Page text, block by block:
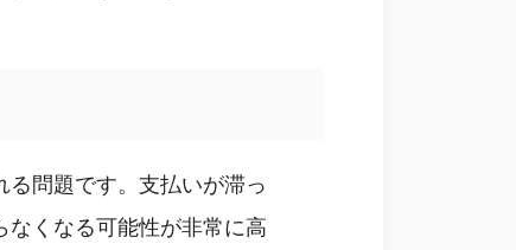
問題です。支払いが滞っ
なくなる可能性が非常に高